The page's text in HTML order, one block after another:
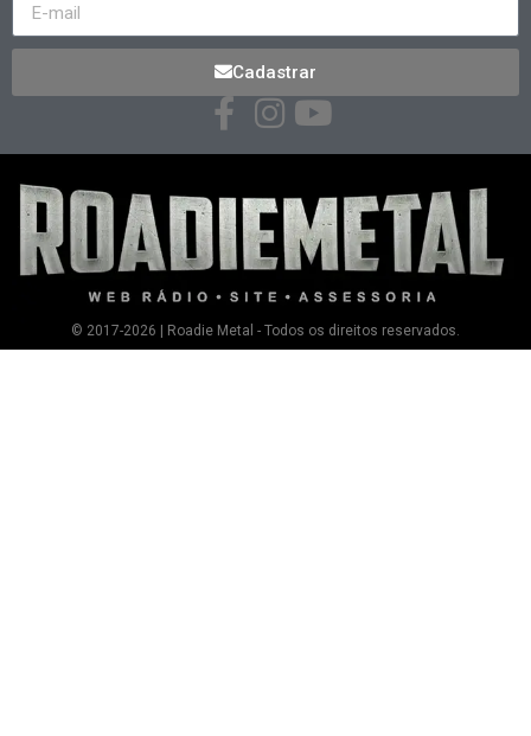
Cadastrar
© 2017-2026 | Roadie Metal - Todos os direitos reservados.